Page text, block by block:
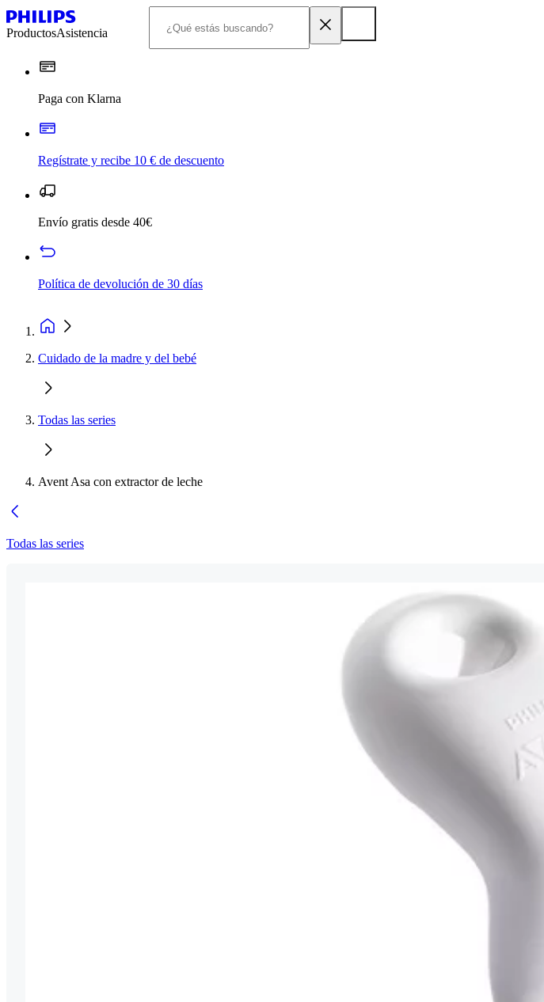
ProductosAsistencia
Paga con Klarna
Regístrate y recibe 10 € de descuento
Envío gratis desde 40€
Política de devolución de 30 días
Cuidado de la madre y del bebé
Todas las series
Avent Asa con extractor de leche
Todas las series